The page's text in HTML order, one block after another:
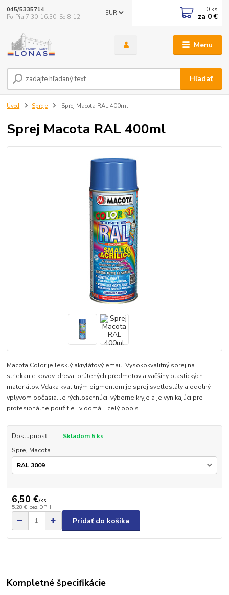
Menu
EUR
Hľadať
045/5335714
Po-Pia 7:30-16.30, So 8-12
0 ks
za 0 €
Úvod Spreje Sprej Macota RAL 400ml
Sprej Macota RAL 400ml
Macota Color je lesklý akrylátový email. Vysokokvalitný sprej na
striekanie kovov, dreva, prútených predmetov a väčšiny plastických
materiálov. Vďaka kvalitným pigmentom je sprej svetlostály a odolný
vplyvom počasia. Je rýchloschnúci, výborne kryje a je vynikajúci pre
profesionálne použitie i v domá... celý popis
Dostupnosť
Skladom 5 ks
Sprej Macota
6,50 €/ks
5,28 € bez DPH
Pridať do košíka
Kompletné špecifikácie